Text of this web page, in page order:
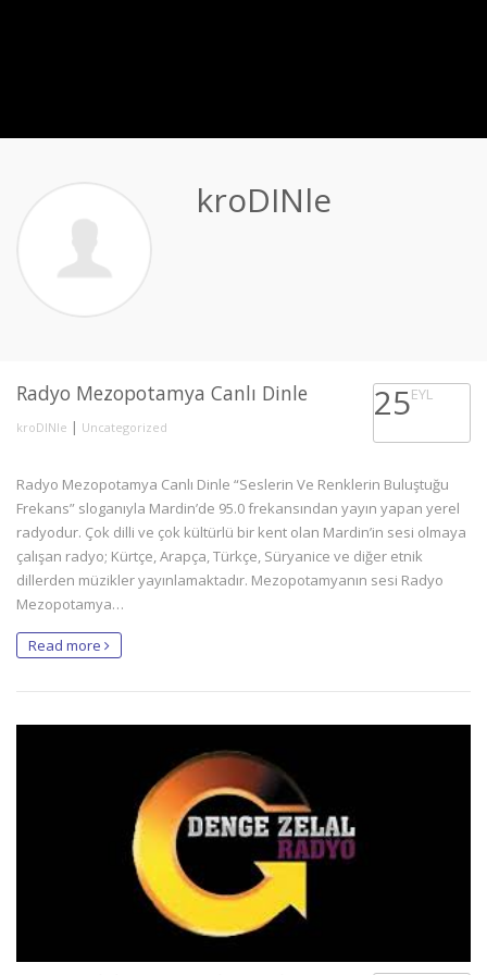
kroDINle
Radyo Mezopotamya Canlı Dinle
kroDINle | Uncategorized
25EYL
Radyo Mezopotamya Canlı Dinle “Seslerin Ve Renklerin Buluştuğu
Frekans” sloganıyla Mardin’de 95.0 frekansından yayın yapan yerel
radyodur. Çok dilli ve çok kültürlü bir kent olan Mardin’in sesi olmaya
çalışan radyo; Kürtçe, Arapça, Türkçe, Süryanice ve diğer etnik
dillerden müzikler yayınlamaktadır. Mezopotamyanın sesi Radyo
Mezopotamya…
Read more